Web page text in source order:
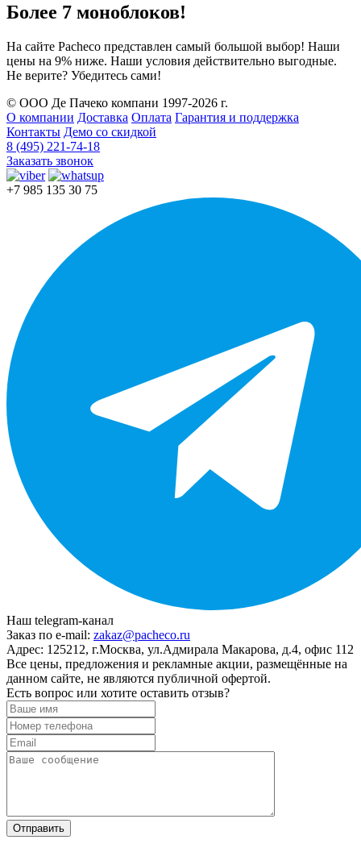
Более 7 моноблоков!
На сайте Pacheco представлен самый большой выбор! Наши
цены на 9% ниже. Наши условия действительно выгодные.
Не верите? Убедитесь сами!
© ООО Де Пачеко компани 1997-2026 г.
О компании Доставка Оплата Гарантия и поддержка
Контакты Демо со скидкой
8 (495) 221-74-18
Заказать звонок
+7 985 135 30 75
Наш telegram-канал
Заказ по e-mail: zakaz@pacheco.ru
Адрес: 125212, г.Москва, ул.Адмирала Макарова, д.4, офис 112
Все цены, предложения и рекламные акции, размещённые на
данном сайте, не являются публичной офертой.
Есть вопрос или хотите оставить отзыв?